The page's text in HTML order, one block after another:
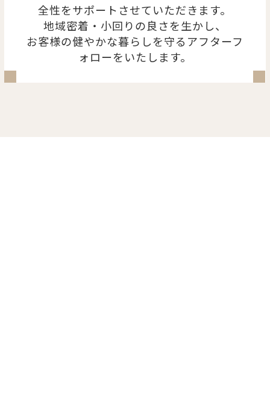
全性をサポートさせていただきます。
地域密着・小回りの良さを生かし、
お客様の健やかな暮らしを守るアフターフ
ォローをいたします。